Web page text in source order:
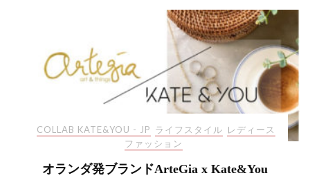
COLLAB KATE&YOU - JP ライフスタイル レディース
ファッション
オランダ発ブランドArteGia x Kate&You